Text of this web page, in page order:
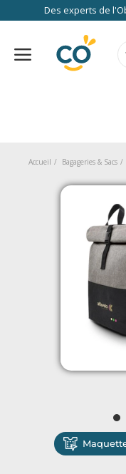
Des experts de
Bagageries & Sacs
Textiles &
Vêtements de Travail
Parapluies & Parasols
Art de la Table
Accueil Bagageries & Sacs